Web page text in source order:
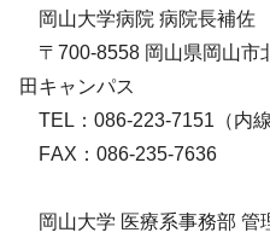
岡山大学病院 病院長補佐
〒700-8558 岡山県岡山
田キャンパス
TEL：086-223-7151（内線
FAX：086-235-7636
岡山大学 医療系事務部